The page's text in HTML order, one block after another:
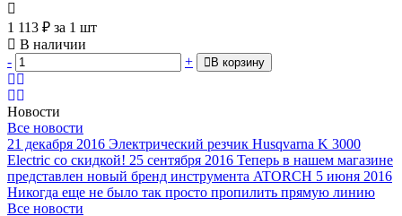
1 113 ₽ за 1 шт
В наличии
-
+ В корзину
Новости
Все новости
21 декабря 2016 Электрический резчик Husqvarna K 3000
Electric со скидкой! 25 сентября 2016 Теперь в нашем магазине
представлен новый бренд инструмента ATORCH 5 июня 2016
Никогда еще не было так просто пропилить прямую линию
Все новости